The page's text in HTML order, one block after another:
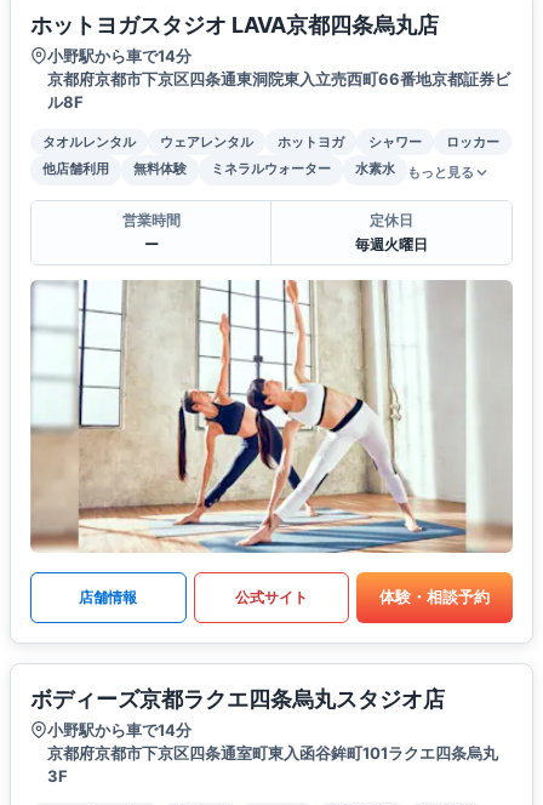
ホットヨガスタジオ LAVA京都四条烏丸店
小野駅から車で14分
京都府京都市下京区四条通東洞院東入立売西町66番地京都証券ビ
ル8F
タオルレンタル ウェアレンタル ホットヨガ シャワー
ロッカー
他店舗利用
無料体験 ミネラルウォーター 水素水 もっと見る
営業時間
ー
定休日
毎週火曜日
店舗情報 公式サイト 体験・相談予約
ボディーズ京都ラクエ四条烏丸スタジオ店
小野駅から車で14分
京都府京都市下京区四条通室町東入函谷鉾町101ラクエ四条烏丸
3F